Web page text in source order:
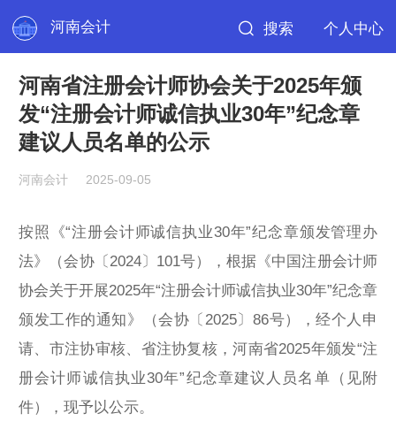
河南会计 搜索 个人中心
河南省注册会计师协会关于2025年颁
发“注册会计师诚信执业30年”纪念章
建议人员名单的公示
河南会计 2025-09-05
按照《“注册会计师诚信执业30年”纪念章颁发管理办
法》（会协〔2024〕101号），根据《中国注册会计师
协会关于开展2025年“注册会计师诚信执业30年”纪念章
颁发工作的通知》（会协〔2025〕86号），经个人申
请、市注协审核、省注协复核，河南省2025年颁发“注
册会计师诚信执业30年”纪念章建议人员名单（见附
件），现予以公示。